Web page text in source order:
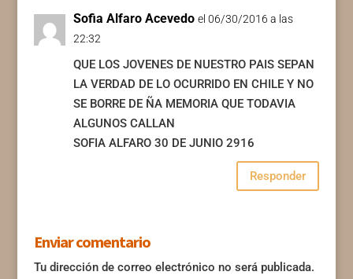
Sofia Alfaro Acevedo el 06/30/2016 a las
22:32
QUE LOS JOVENES DE NUESTRO PAIS SEPAN
LA VERDAD DE LO OCURRIDO EN CHILE Y NO
SE BORRE DE ÑA MEMORIA QUE TODAVIA
ALGUNOS CALLAN
SOFIA ALFARO 30 DE JUNIO 2916
Responder
Enviar comentario
Tu dirección de correo electrónico no será publicada.